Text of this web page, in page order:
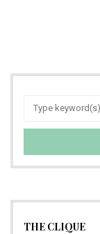
THE CLIQUE